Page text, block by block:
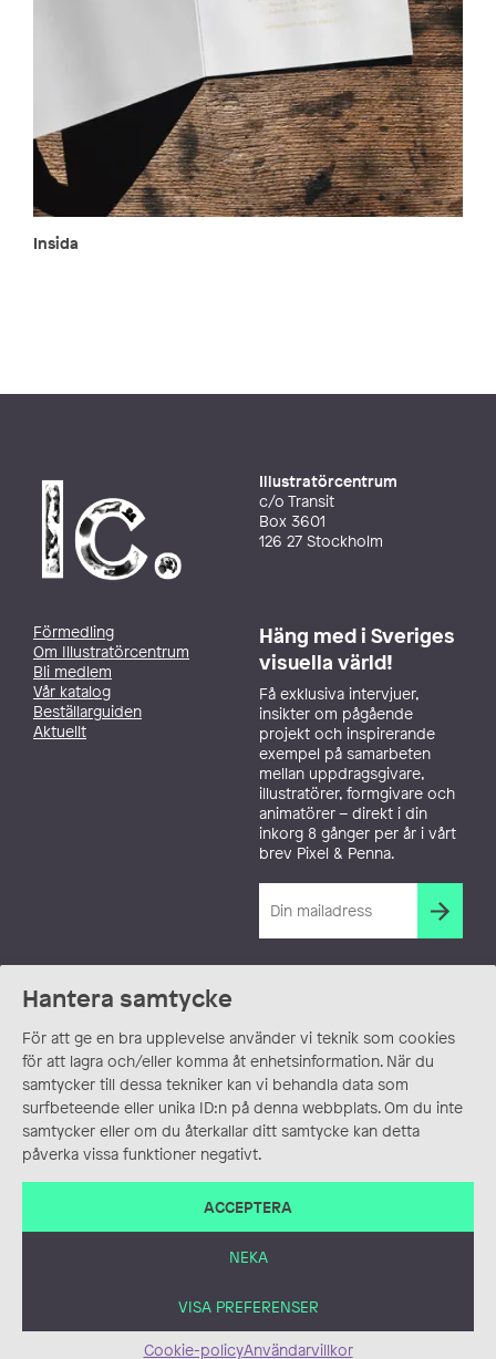
Hantera samtycke
För att ge en bra upplevelse använder vi teknik som cookies
för att lagra och/eller komma åt enhetsinformation. När du
samtycker till dessa tekniker kan vi behandla data som
surfbeteende eller unika ID:n på denna webbplats. Om du inte
samtycker eller om du återkallar ditt samtycke kan detta
påverka vissa funktioner negativt.
ACCEPTERA
NEKA
VISA PREFERENSER
Cookie-policyAnvändarvillkor
Insida
Illustratörcentrum
c/o Transit
Box 3601
126 27 Stockholm
Förmedling
Om Illustratörcentrum
Bli medlem
Vår katalog
Beställarguiden
Aktuellt
Häng med i Sveriges
visuella värld!
Få exklusiva intervjuer,
insikter om pågående
projekt och inspirerande
exempel på samarbeten
mellan uppdragsgivare,
illustratörer, formgivare och
animatörer – direkt i din
inkorg 8 gånger per år i vårt
brev Pixel & Penna.
ANVÄNDARVILLKOR